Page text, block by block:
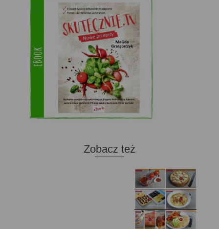
Zobacz też
Domowy ketchup (bez
cukru)
Tarta francuska z
cebulą i pomidorem
Domowe żelki
Zupa kurkowa z
selerem i pietruszką